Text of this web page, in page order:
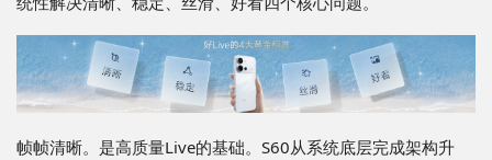
帧帧清晰。是高质量Live的基础。S60从系统底层完成架构升